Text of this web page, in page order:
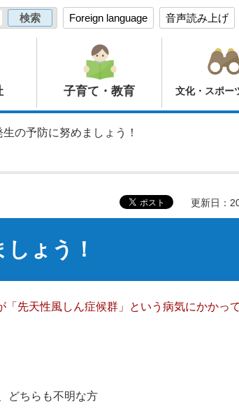
Foreign language 音声読み上げ
子育て・教育 文化・スポー
の予防に努めましょう！
更新日：
ょう！
先天性風しん症候群」という病気にかかっ
どちらも不明な方